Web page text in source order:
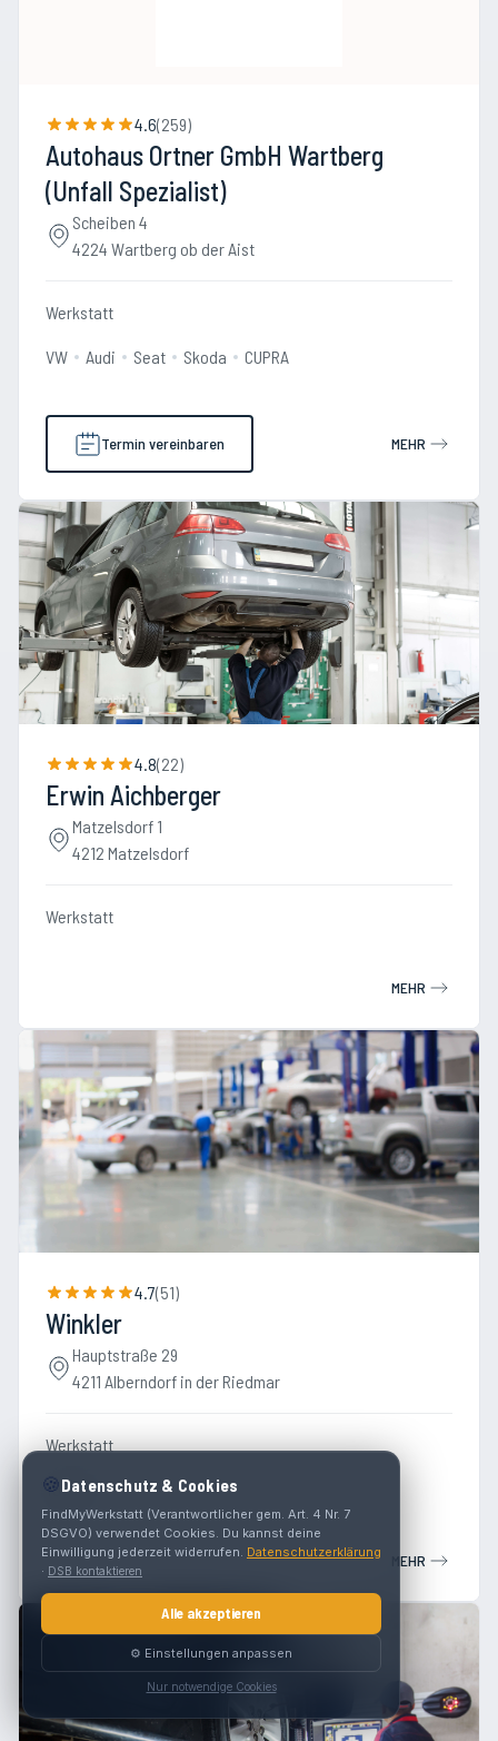
4.6(259)
Autohaus Ortner GmbH Wartberg
(Unfall Spezialist)
Scheiben 4
4224 Wartberg ob der Aist
Werkstatt
VW Audi Seat Skoda CUPRA
Termin vereinbaren MEHR
4.8(22)
Erwin Aichberger
Matzelsdorf 1
4212 Matzelsdorf
Werkstatt
MEHR
4.7(51)
Winkler
Hauptstraße 29
4211 Alberndorf in der Riedmar
Werkstatt
Toyota
MEHR
🍪Datenschutz & Cookies
FindMyWerkstatt (Verantwortlicher gem. Art. 4 Nr. 7
DSGVO) verwendet Cookies. Du kannst deine
Einwilligung jederzeit widerrufen. Datenschutzerklärung
· DSB kontaktieren
Alle akzeptieren
⚙️ Einstellungen anpassen
Nur notwendige Cookies